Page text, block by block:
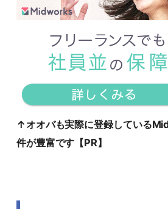
↑オオバも実際に登録している
件が豊富です【PR】